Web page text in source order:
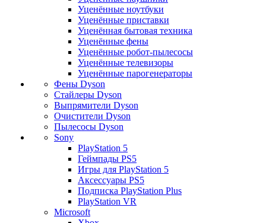
Уценённые ноутбуки
Уценённые приставки
Уценённая бытовая техника
Уценённые фены
Уценённые робот-пылесосы
Уценённые телевизоры
Уценённые парогенераторы
Фены Dyson
Стайлеры Dyson
Выпрямители Dyson
Очистители Dyson
Пылесосы Dyson
Sony
PlayStation 5
Геймпады PS5
Игры для PlayStation 5
Аксессуары PS5
Подписка PlayStation Plus
PlayStation VR
Microsoft